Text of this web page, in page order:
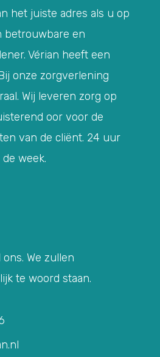
het juiste adres als u op
betrouwbare en
Vérian heeft een
onze zorgverlening
Wij leveren zorg op
oor voor de
van de cliënt. 24 uur
week.
We zullen
te woord staan.